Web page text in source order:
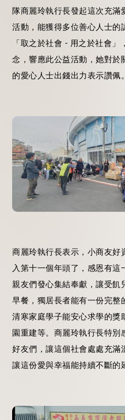
隊商麗玲執行長發起這次充滿
活動，能獲得多位善心人士的
「取之於社會 - 用之於社會
念，響應此公益活動，她對於
的愛心人士出錢出力表示讚佩。
商麗玲執行長表示，小商友好
入第十一個年頭了，感恩有這
親友們發心集結奉獻，讓受飢
早餐，獨居長者能有一份完整
清寒家庭學子能安心求學的獎
園重建等。商麗玲執行長特別
好友們，讓這個社會處處充滿
讓這份愛與幸福能持續不斷的